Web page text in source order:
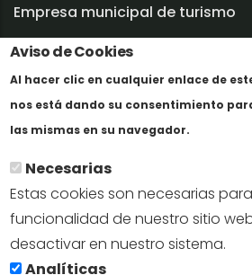
Aviso de Cookies
Al hacer clic en cualquier enlace de
nos está dando su consentimiento
las mismas en su navegador.
Necesarias
Estas cookies son necesarias
funcionalidad de nuestro sitio
desactivar en nuestro sistema.
Analíticas
Empresa municipal de turismo
Trabaja con nosotros
Informes y documentación
Perfil del contratante
Oficinas de Turismo
reservas@turismodesegovia.com
info@turismodesegovia.com